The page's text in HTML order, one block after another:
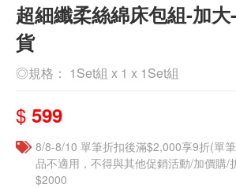
超細纖柔絲綿床包組-加
貨
◎規格： 1Set組 x 1 x 1Set組
$ 599
8/8-8/10 單筆折扣後滿$2,000享9折(單
品不適用，不得與其他促銷活動/加價購/
$2000